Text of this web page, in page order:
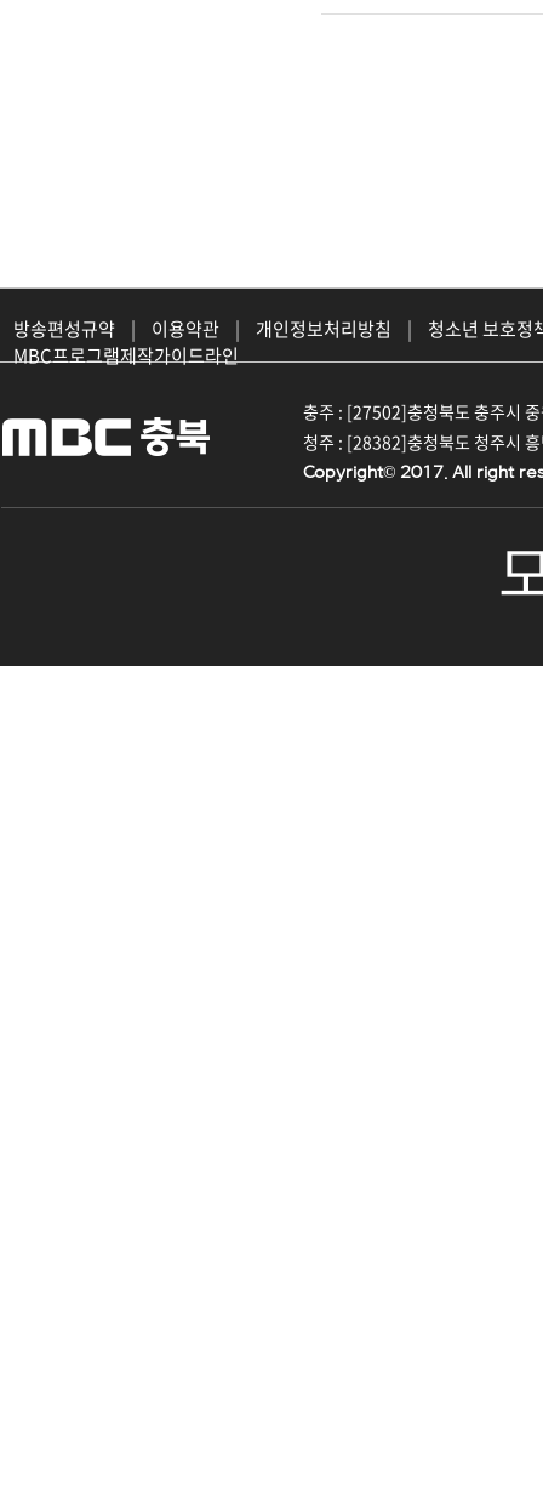
방송편성규약 | 이용약관 | 개인정보처리방침 |
청소년 보호정
MBC프로그램제작가이드라인
충주 : [27502]충청북도 충주시
청주 : [28382]충청북도 청주시
Copyright© 2017. All right